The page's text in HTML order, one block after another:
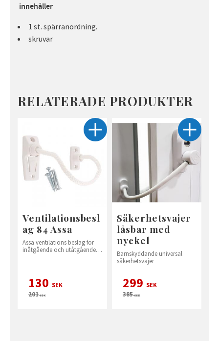
innehåller
1 st. spärranordning.
skruvar
RELATERADE PRODUKTER
Ventilationsbesl
ag 84 Assa
Assa ventilations beslag för
inåtgående och utåtgående
130 SEK
201SEK
Säkerhetsvajer
låsbar med
nyckel
Barnskyddande universal
säkerhetsvajer
299 SEK
385SEK